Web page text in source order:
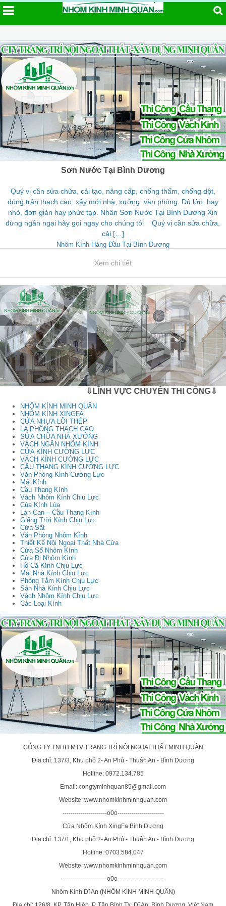
Sơn Nước Tại Bình Dương
Quý vị cần sửa chữa, cải tạo, nâng cấp, chống thấm, chống dột,
đóng trần thạch cao, xây mới nhà, xưởng, văn phòng. Dù lớn, hay
nhỏ, đơn giản hay phức tạp. Nhân Sơn Nước Tại Bình Dương Xin
đừng ngần ngại hãy gọi ngay cho chúng tôi Quý vị cần sửa chữa,
cải […]
Nhôm Kính Hàng Đầu Tại Bình Dương
Xem chi tiết
⇩LĨNH VỰC CHUYÊN THI CÔNG⇩
NHÔM KÍNH MINH QUÂN
NHÔM KÍNH XINGFA
CỬA NHỰA LÕI THÉP
LA PHÔNG THẠCH CAO
SỬA CHỮA NHÀ XƯỞNG
VÁCH NGĂN NHÔM KÍNH
CỬA KÍNH CƯỜNG LỰC
VÁCH KÍNH CƯỜNG LỰC
CẦU THANG KÍNH CƯỜNG LỰC
Văn Phòng Kính Cường Lực
Mái Kính
Cầu Thang Kính
Vách Nhôm Kính Chịu Lực
Của Kính Lùa
Lan Can – Cầu Thang Kính
Giếng Trời Kính Chịu Lực
Cửa Sắt
Văn Phòng Nhôm Kính
Thiết Kế Nội Ngoại Thất Nhà Cửa
Cửa Sổ Nhôm Kính
Cửa Đi Nhôm Kính
Hồ Cá Kính Chịu Lực
Mái Nhà Kính Chịu Lực
Phòng Tắm Kính Chịu Lực
Sàn Nhà Kính Chịu Lực
Vách Nhôm Kính Chịu Lực
Các Loại Kính
CÔNG TY TNHH MTV TRANG TRÍ NỘI NGOẠI THẤT MINH QUÂN
Địa chỉ: 137/3, Khu phố 2- An Phú - Thuân An - Bình Dương
Hotline: 0972.134.785
Email: congtyminhquan85@gmail.com
Website: www.nhomkinhminhquan.com
----------------------o0o-----------------------
Cửa Nhôm Kính XingFa Bình Dương
Địa chỉ: 137/1, Khu phố 2- An Phú - Thuân An - Bình Dương
Hotline: 0703.584.047
Website: www.nhomkinhminhquan.com
----------------------o0o-----------------------
Nhôm Kính Dĩ An (NHÔM KÍNH MINH QUÂN)